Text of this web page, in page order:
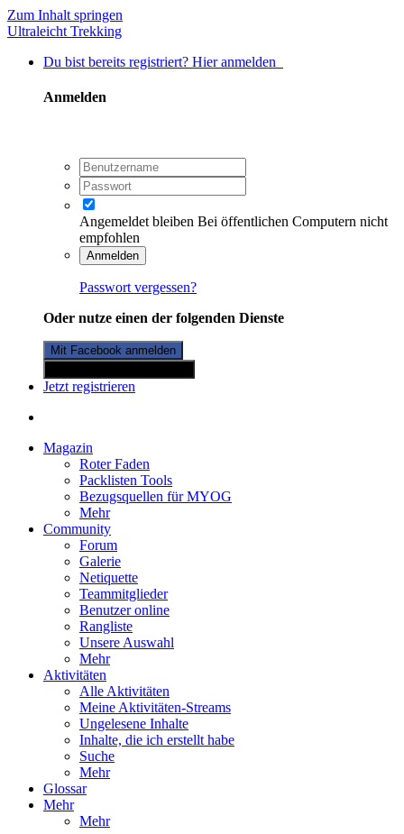
Zum Inhalt springen
Ultraleicht Trekking
Du bist bereits registriert? Hier anmelden
Anmelden
Angemeldet bleiben Bei öffentlichen Computern nicht
empfohlen
Anmelden
Passwort vergessen?
Oder nutze einen der folgenden Dienste
Mit Facebook anmelden
Jetzt registrieren
Magazin
Roter Faden
Packlisten Tools
Bezugsquellen für MYOG
Mehr
Community
Forum
Galerie
Netiquette
Teammitglieder
Benutzer online
Rangliste
Unsere Auswahl
Mehr
Aktivitäten
Alle Aktivitäten
Meine Aktivitäten-Streams
Ungelesene Inhalte
Inhalte, die ich erstellt habe
Suche
Mehr
Glossar
Mehr
Mehr